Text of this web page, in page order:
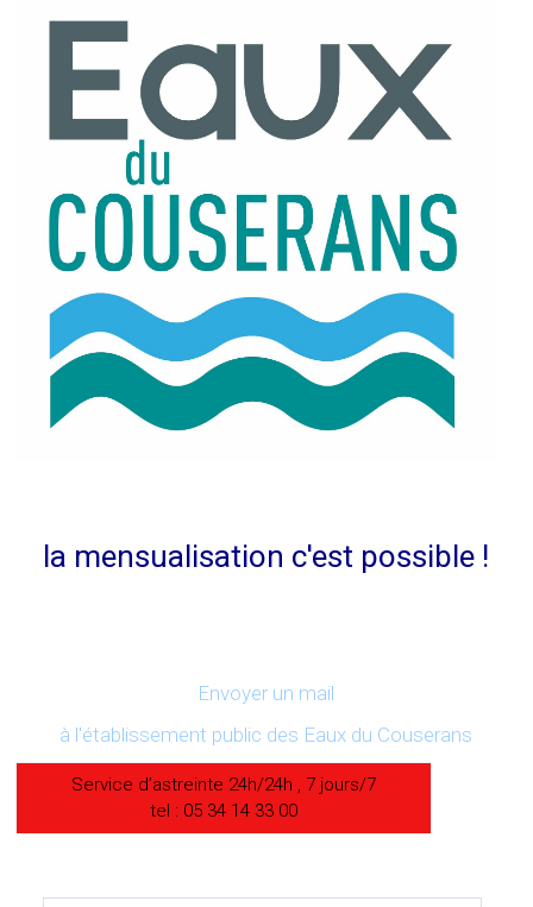
la mensualisation c'est possible !
Envoyer un mail
à l'établissement public des Eaux du Couserans
Service d’astreinte 24h/24h , 7 jours/7
tel : 05 34 14 33 00